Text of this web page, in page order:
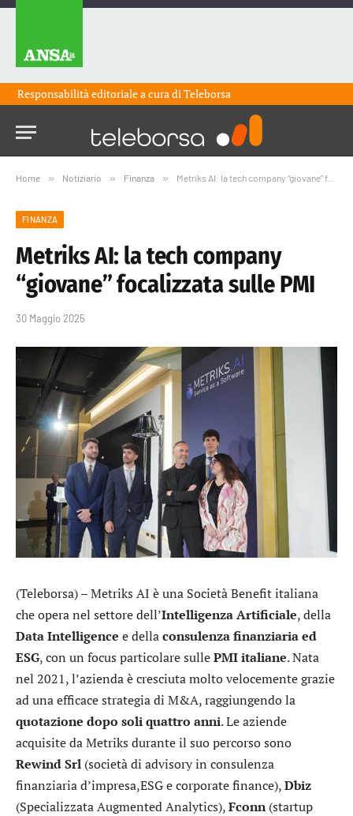
Responsabilità editoriale a cura diTeleborsa
Home » Notiziario » Finanza » Metriks AI: la tech company “giovane” focalizzata sulle PMI
FINANZA
Metriks AI: la tech company
“giovane” focalizzata sulle PMI
30 Maggio 2025
(Teleborsa) –Metriks AI è una Società Benefit italiana
che opera nel settore dell’Intelligenza Artificiale, della
Data Intelligence e dellaconsulenza finanziaria ed
ESG, con un focus particolare sullePMI italiane. Nata
nel 2021, l’azienda è cresciuta molto velocemente grazie
ad una efficace strategia di M&A, raggiungendo la
quotazione dopo soli quattro anni. Le aziende
acquisite da Metriks durante il suo percorso sono
Rewind Srl (società di advisory in consulenza
finanziaria d’impresa,ESG e corporate finance),Dbiz
(Specializzata Augmented Analytics),Fconn(startup